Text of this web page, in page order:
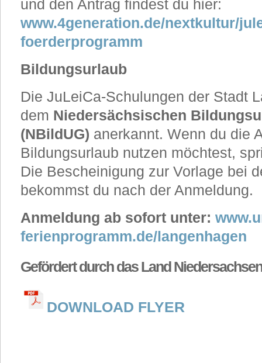
und den Antrag findest du hier:
www.4generation.de/nextkultur/
foerderprogramm
Bildungsurlaub
Die JuLeiCa-Schulungen der Stadt
dem Niedersächsischen
(NBildUG) anerkannt. Wenn du die
Bildungsurlaub nutzen möchtest,
Die Bescheinigung zur Vorlage bei
bekommst du nach der Anmeldung.
Anmeldung ab sofort unter:
ferienprogramm.de/langenhagen
Gefördert durch das Land Niedersachsen
DOWNLOAD FLYER